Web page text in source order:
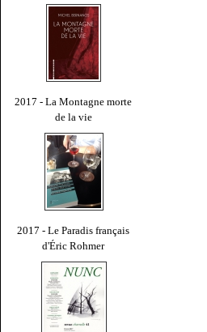
2017 - La Montagne morte
de la vie
2017 - Le Paradis français
d'Éric Rohmer